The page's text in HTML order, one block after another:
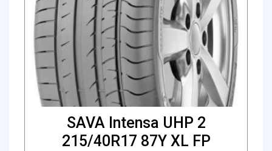
SAVA Intensa UHP 2
215/40R17 87Y XL FP